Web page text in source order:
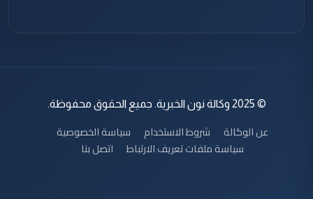
© 2025 وكالة نون الخبرية. جميع الحقوق محفوظة.
عن الوكالة شروط الاستخدام
سياسة الخصوصية
سياسة ملفات تعريف الارتباط
اتصل بنا